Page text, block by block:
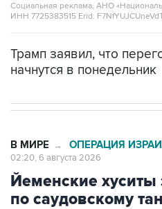
Социальная реклама, АНО
ИНН 7725383515 Erid:
Трамп заявил, что
начнутся в понедельник
В МИРЕ → ОПЕРАЦИЯ
02:20, 6 августа 2026
Йеменские хуситы
по саудовскому